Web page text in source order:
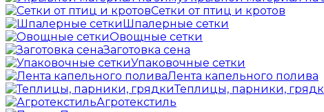
Сетки от птиц и кротов
Шпалерные сетки
Овощные сетки
Заготовка сена
Упаковочные сетки
Лента капельного полива
Теплицы, парники,
Агротекстиль